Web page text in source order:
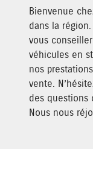
Bienvenue
dans la
vous
véhicules en
nos
vente.
des questions
Nous nous